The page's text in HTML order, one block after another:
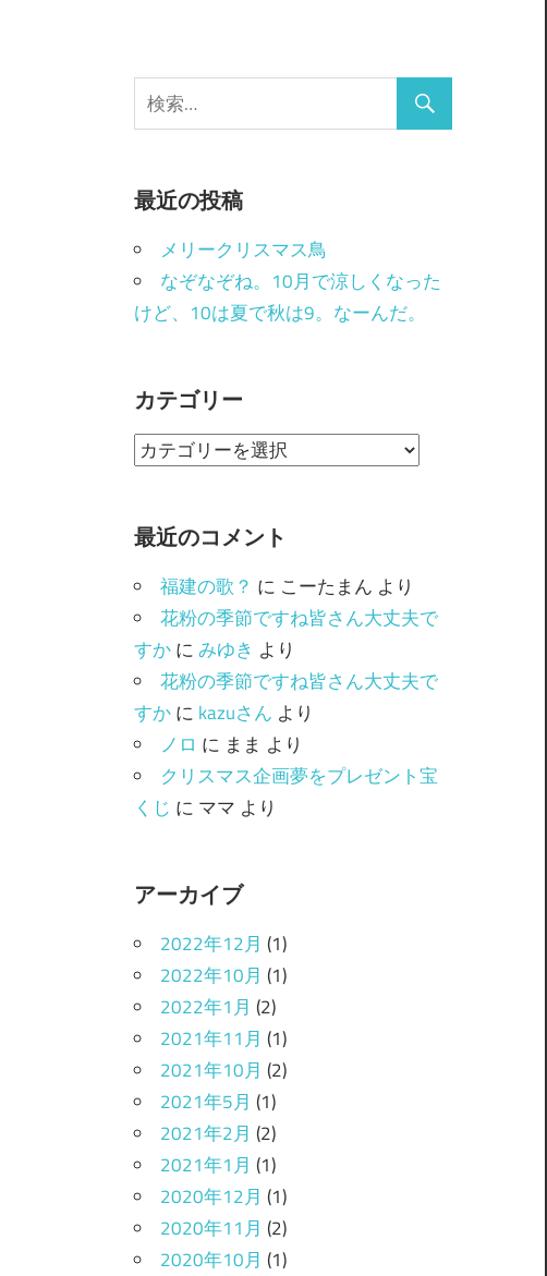
最近の投稿
メリークリスマス鳥
なぞなぞね。10月で涼しくなった
けど、10は夏で秋は9。なーんだ。
カテゴリー
カ
リ
ー
最近のコメント
福建の歌？ に こーたまん より
花粉の季節ですね皆さん大丈夫で
すかにみゆき より
花粉の季節ですね皆さん大丈夫で
すかに kazuさん より
ノロ に まま より
クリスマス企画夢をプレゼント宝
くじ に ママ より
アーカイブ
2022年12月 (1)
2022年10月 (1)
2022年1月 (2)
2021年11月 (1)
2021年10月 (2)
2021年5月 (1)
2021年2月 (2)
2021年1月 (1)
2020年12月 (1)
2020年11月 (2)
2020年10月 (1)